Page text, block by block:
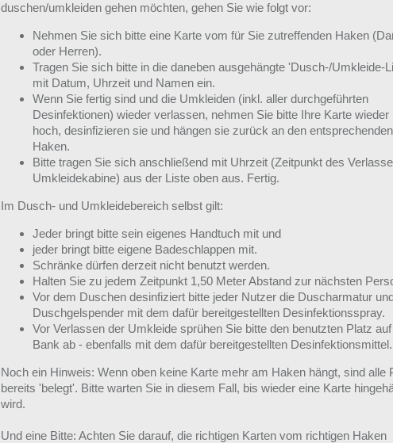
duschen/umkleiden gehen möchten, gehen Sie wie folgt vor:
Nehmen Sie sich bitte eine Karte vom für Sie zutreffenden Haken
oder Herren).
Tragen Sie sich bitte in die daneben ausgehängte 'Dusch-/Umkleide-
mit Datum, Uhrzeit und Namen ein.
Wenn Sie fertig sind und die Umkleiden (inkl. aller durchgeführten
Desinfektionen) wieder verlassen, nehmen Sie bitte Ihre Karte wieder
hoch, desinfizieren sie und hängen sie zurück an den entsprechenden
Haken.
Bitte tragen Sie sich anschließend mit Uhrzeit (Zeitpunkt des
Umkleidekabine) aus der Liste oben aus. Fertig.
Im Dusch- und Umkleidebereich selbst gilt:
Jeder bringt bitte sein eigenes Handtuch mit und
jeder bringt bitte eigene Badeschlappen mit.
Schränke dürfen derzeit nicht benutzt werden.
Halten Sie zu jedem Zeitpunkt 1,50 Meter Abstand zur nächsten
Vor dem Duschen desinfiziert bitte jeder Nutzer die Duscharmatur
Duschgelspender mit dem dafür bereitgestellten Desinfektionsspray.
Vor Verlassen der Umkleide sprühen Sie bitte den benutzten Platz
Bank ab - ebenfalls mit dem dafür bereitgestellten Desinfektionsmittel.
Noch ein Hinweis: Wenn oben keine Karte mehr am Haken hängt, sind alle
bereits 'belegt'. Bitte warten Sie in diesem Fall, bis wieder eine Karte
wird.
Und eine Bitte: Achten Sie darauf, die richtigen Karten vom richtigen Haken